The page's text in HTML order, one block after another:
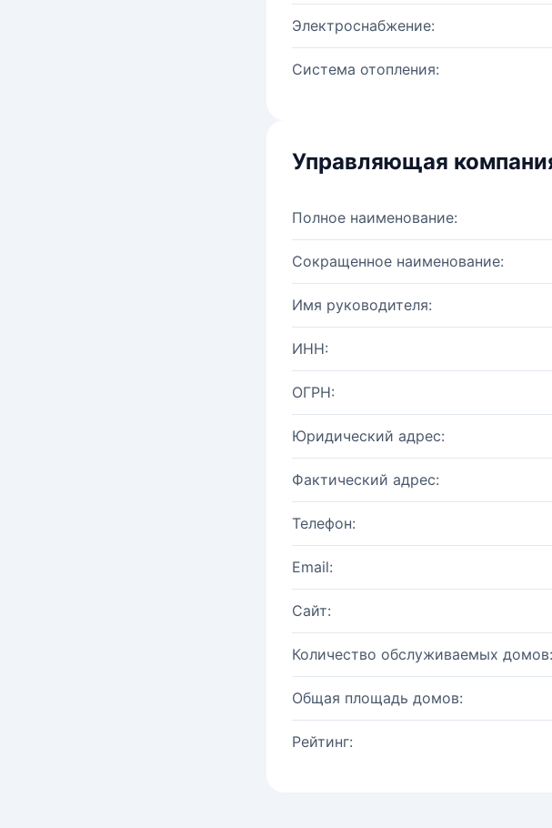
Электроснабжение:
Система отопления:
Управляющая
Полное наименование:
Сокращенное наименование:
Имя руководителя:
ИНН:
ОГРН:
Юридический адрес:
Фактический адрес:
Телефон:
Email:
Сайт:
Количество обслуживаемых домов:
Общая площадь домов:
Рейтинг: